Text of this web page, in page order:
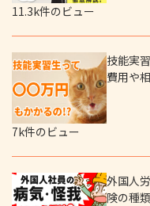
11.3k件のビュー
技能実
費用や
7k件のビュー
外国人
険の種